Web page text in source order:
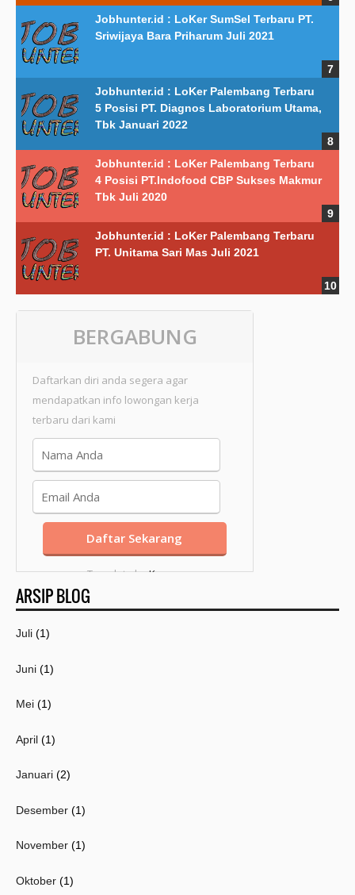
Jobhunter.id : LoKer SumSel Terbaru PT.
Sriwijaya Bara Priharum Juli 2021
Jobhunter.id : LoKer Palembang Terbaru
5 Posisi PT. Diagnos Laboratorium Utama,
Tbk Januari 2022
Jobhunter.id : LoKer Palembang Terbaru
4 Posisi PT.Indofood CBP Sukses Makmur
Tbk Juli 2020
Jobhunter.id : LoKer Palembang Terbaru
PT. Unitama Sari Mas Juli 2021
BERGABUNG
Daftarkan diri anda segera agar
mendapatkan info lowongan kerja
terbaru dari kami
Template byKang
Mousir
ARSIP BLOG
Juli (1)
Juni (1)
Mei (1)
April (1)
Januari (2)
Desember (1)
November (1)
Oktober (1)